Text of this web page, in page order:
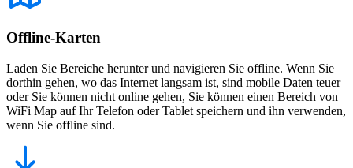
Offline-Karten
Laden Sie Bereiche herunter und navigieren Sie offline. Wenn Sie
dorthin gehen, wo das Internet langsam ist, sind mobile Daten teuer
oder Sie können nicht online gehen, Sie können einen Bereich von
WiFi Map auf Ihr Telefon oder Tablet speichern und ihn verwenden,
wenn Sie offline sind.